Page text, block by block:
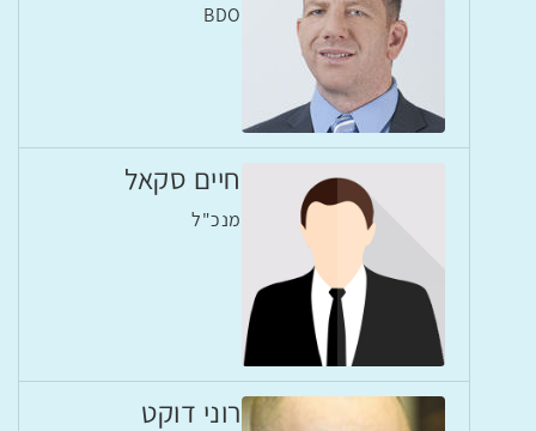
BDO
חיים סקאל
מנכ"ל
רוני דוקט